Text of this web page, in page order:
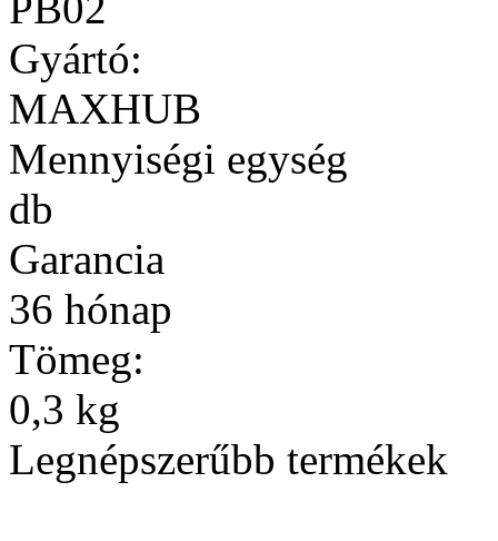
Gyártó:
MAXHUB
Mennyiségi egység
db
Garancia
36 hónap
Tömeg:
0,3 kg
Legnépszerűbb termékek